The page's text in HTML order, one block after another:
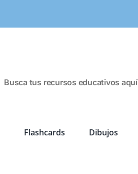
Busca tus recursos educativos aquí
Flashcards Dibujos